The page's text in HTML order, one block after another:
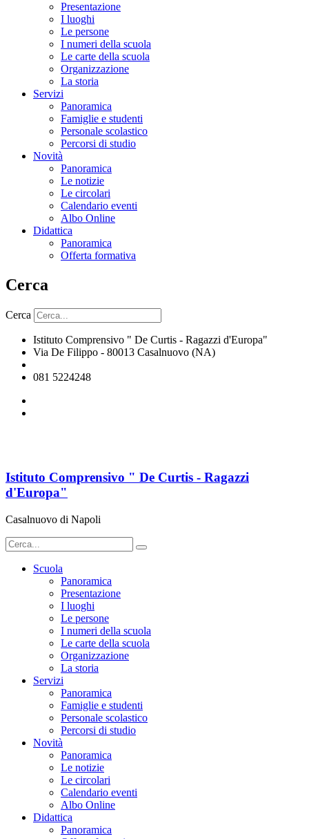
Presentazione
I luoghi
Le persone
I numeri della scuola
Le carte della scuola
Organizzazione
La storia
Servizi
Panoramica
Famiglie e studenti
Personale scolastico
Percorsi di studio
Novità
Panoramica
Le notizie
Le circolari
Calendario eventi
Albo Online
Didattica
Panoramica
Offerta formativa
Cerca
Cerca
Istituto Comprensivo " De Curtis - Ragazzi d'Europa"
Via De Filippo - 80013 Casalnuovo (NA)
081 5224248
Istituto Comprensivo " De Curtis - Ragazzi
d'Europa"
Casalnuovo di Napoli
Scuola
Panoramica
Presentazione
I luoghi
Le persone
I numeri della scuola
Le carte della scuola
Organizzazione
La storia
Servizi
Panoramica
Famiglie e studenti
Personale scolastico
Percorsi di studio
Novità
Panoramica
Le notizie
Le circolari
Calendario eventi
Albo Online
Didattica
Panoramica